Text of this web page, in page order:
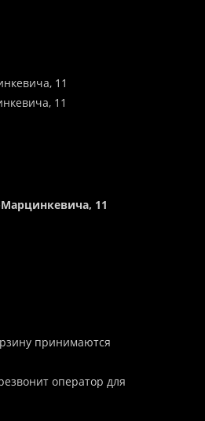
11
11
11
принимаются
оператор для